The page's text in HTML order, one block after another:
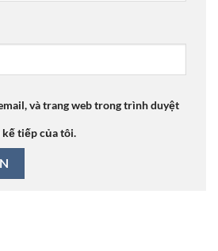
và trang web trong trình duyệt
kế tiếp của tôi.